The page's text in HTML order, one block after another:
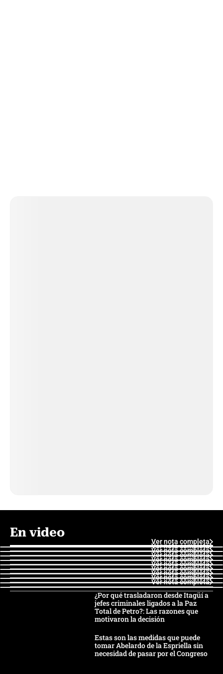
En video
Ver nota completa
Ver nota completa
Ver nota completa
Ver nota completa
Ver nota completa
Ver nota completa
Ver nota completa
Ver nota completa
Ver nota completa
Ver nota completa
¿Por qué trasladaron desde Itagüí a
jefes criminales ligados a la Paz
Total de Petro?: Las razones que
motivaron la decisión
Estas son las medidas que puede
tomar Abelardo de la Espriella sin
necesidad de pasar por el Congreso